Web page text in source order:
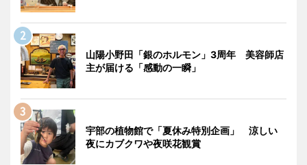
山陽小野田「銀のホルモン」3周年 美容師店
主が届ける「感動の一瞬」
宇部の植物館で「夏休み特別企画」 涼しい
夜にカブクワや夜咲花観賞